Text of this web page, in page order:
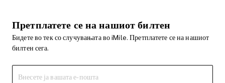
Претплатете се на нашиот билтен
Бидете во тек со случувањата во iMile. Претплатете се на нашиот
билтен сега.